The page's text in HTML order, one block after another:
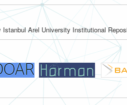
Istanbul Arel University Institutional